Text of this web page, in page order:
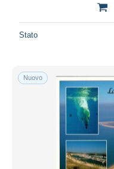
Stato
Nuovo